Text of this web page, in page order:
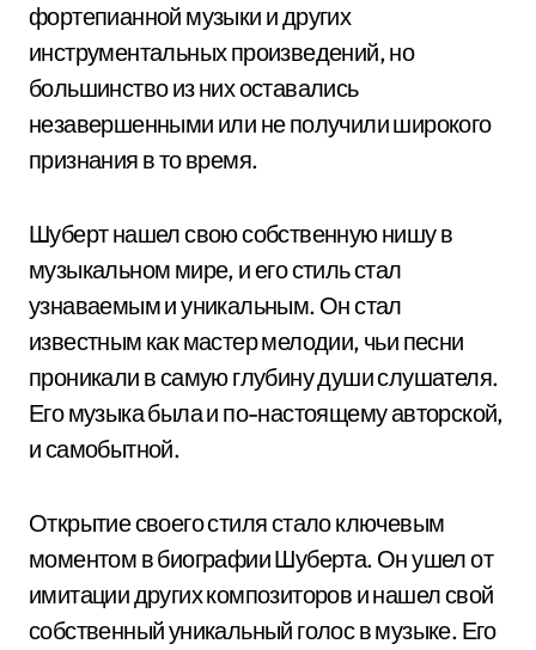
фортепианной музыки и других
инструментальных произведений, но
большинство из них оставались
незавершенными или не получили широкого
признания в то время.
Шуберт нашел свою собственную нишу в
музыкальном мире, и его стиль стал
узнаваемым и уникальным. Он стал
известным как мастер мелодии, чьи песни
проникали в самую глубину души слушателя.
Его музыка была и по-настоящему авторской,
и самобытной.
Открытие своего стиля стало ключевым
моментом в биографии Шуберта. Он ушел от
имитации других композиторов и нашел свой
собственный уникальный голос в музыке. Его